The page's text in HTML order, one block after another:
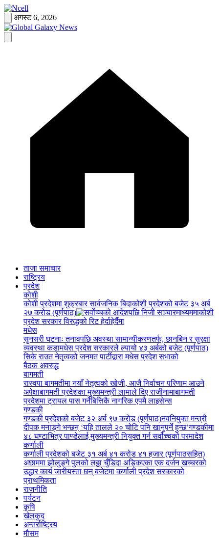
Skip
to
content
अगस्ट 6, 2026
ताजा समाचार
राष्ट्रिय
प्रदेश
कोशी
कोशी प्रदेशमा शुक्रबार सार्वजनिक बिदाकोशी प्रदेशको बजेट ३५ अर्ब
२७ करोड (पूर्णपाठ)
कोशी
प्रदेश सरकार विरुद्धको रिट हेर्दाहेर्दैमा
मधेस
सुनसरी घटनाः तनावपछि अवस्था सामान्यीकरणतर्फ, छानबिन र सुरक्षा
व्यवस्था कडामधेस प्रदेश सरकारले ल्यायो ४३ अर्बको बजेट (पूर्णपाठ)
सिके राउत नेतृत्वको जनमत पार्टीद्वारा मधेस प्रदेश सभाको
बैठक अवरुद्ध
बागमती
रास्वपा बागमतीमा नयाँ नेतृत्वको खोजी, आजै निर्वाचन परिणाम आउने
अपेक्षाबागमती प्रदेशका मुख्यमन्त्री लामाले दिए राजीनामाबागमती
प्रदेशमा ट्रायल पास गर्नेबित्तिकै नागरिक एपमै लाइसेन्स
गण्डकी
गण्डकी प्रदेशको बजेट ३२ अर्ब ९७ करोड (पूर्णपाठ)नवनियुक्त मन्त्री
दीपक मनाङ्गे भन्छन् ‘यहि तालले २० चोटि पनि खानुपर्ने हुन्छ’गण्डकीमा
४८ घण्टाभित्र पाण्डेलाई मुख्यमन्त्री नियुक्त गर्न सर्वोच्चको परमादेश
कर्णाली
कर्णाली प्रदेशको बजेट ३१ अर्ब ४१ करोड ४१ हजार (पूर्णपाठसहित)
अछाममा झोलुङ्गे पुलको लठ्ठा चुँडिदा अड्किएका एक दर्जन खच्चरको
उद्धार कार्य जारीयस्ता छन् बजेटमा कर्णाली प्रदेश सरकारको
प्राथमिकता
राजनीति
पर्यटन
कृषि
खेलकुद
अन्तर्राष्ट्रिय
मौसम